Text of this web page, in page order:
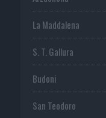
La Maddalena
S. T. Gallura
Budoni
San Teodoro